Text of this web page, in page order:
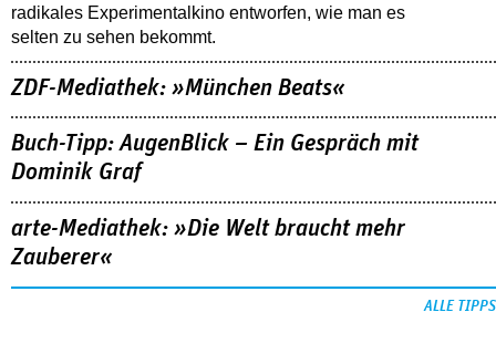
radikales Experimentalkino entworfen, wie man es
selten zu sehen bekommt.
ZDF-Mediathek: »München Beats«
Buch-Tipp: AugenBlick – Ein Gespräch mit
Dominik Graf
arte-Mediathek: »Die Welt braucht mehr
Zauberer«
ALLE TIPPS